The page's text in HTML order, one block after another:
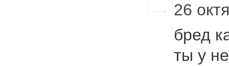
26
бред
ты у